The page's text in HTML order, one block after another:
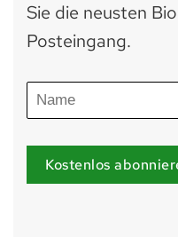
Sie die neusten
Posteingang.
Kostenlos